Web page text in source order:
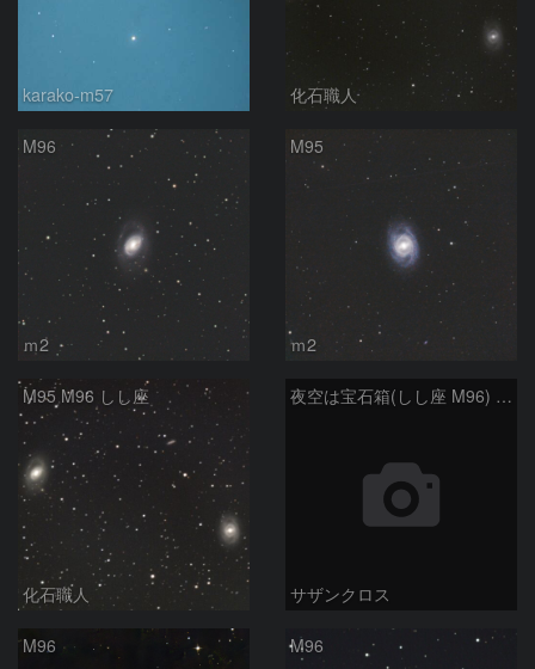
karako-m57 化石職人
M96
ｍ2
M95
ｍ2
M95 M96 しし座
化石職人
夜空は宝石箱(しし座 M96) Seestar50
サザンクロス
M96 M96